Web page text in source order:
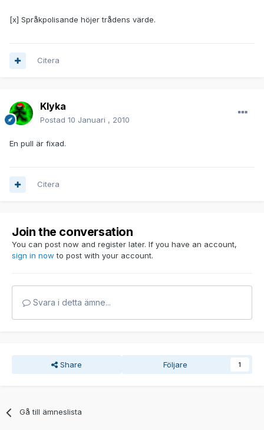
[x] Språkpolisande höjer trådens värde.
Citera
Klyka
Postad 10 Januari , 2010
En pull är fixad.
Citera
Join the conversation
You can post now and register later. If you have an account,
sign in now to post with your account.
Svara i detta ämne...
Share Följare 1
Gå till ämneslista